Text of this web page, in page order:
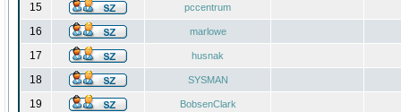
15 pccentrum
16 marlowe
17 husnak
18 SYSMAN
19 BobsenClark